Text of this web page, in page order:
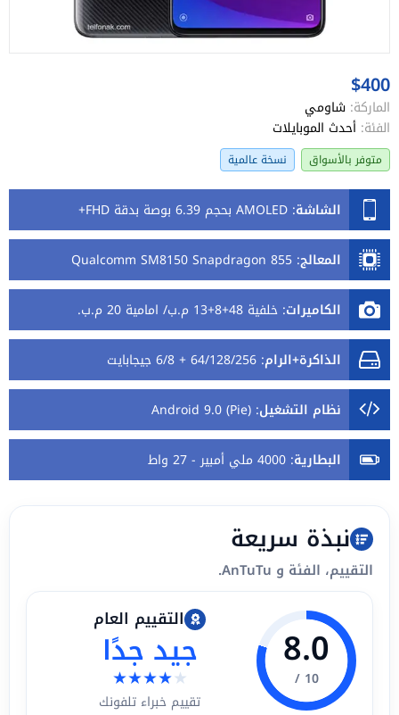
$400
الماركة: شاومي
الفئة: أحدث الموبايلات
متوفر بالأسواق نسخة عالمية
الشاشة: AMOLED بحجم 6.39 بوصة بدقة FHD+
المعالج:
Qualcomm SM8150 Snapdragon 855
الكاميرات: خلفية 48+8+13 م.ب/ امامية 20 م.ب.
الذاكرة+الرام: 64/128/256 + 6/8 جيجابايت
نظام التشغيل:
Android 9.0 (Pie)
البطارية: 4000 ملي أمبير - 27 واط
نبذة سريعة
التقييم، الفئة و AnTuTu.
8.0
10 /
التقييم العام
جيد جدًا
★★★★★
تقييم خبراء تلفونك